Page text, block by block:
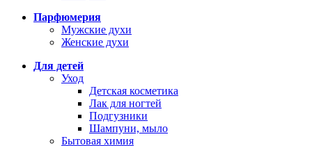
Парфюмерия
Мужские духи
Женские духи
Для детей
Уход
Детская косметика
Лак для ногтей
Подгузники
Шампуни, мыло
Бытовая химия